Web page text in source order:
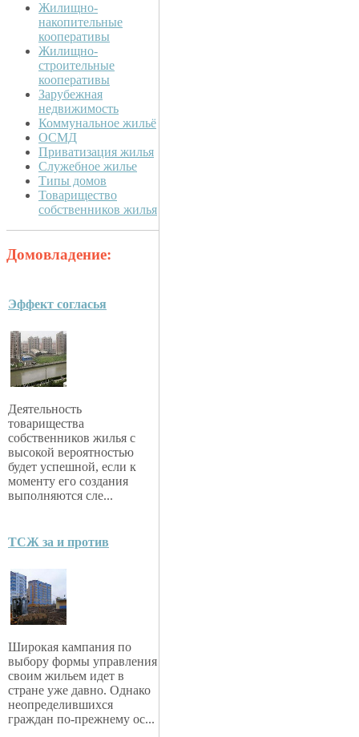
Жилищно-
накопительные
кооперативы
Жилищно-
строительные
кооперативы
Зарубежная
недвижимость
Коммунальное жильё
ОСМД
Приватизация жилья
Служебное жилье
Типы домов
Товарищество
собственников жилья
Домовладение:
Эффект согласья
Деятельность
товарищества
собственников жилья с
высокой вероятностью
будет успешной, если к
моменту его создания
выполняются сле...
ТСЖ за и против
Широкая кампания по
выбору формы управления
своим жильем идет в
стране уже давно. Однако
неопределившихся
граждан по-прежнему ос...